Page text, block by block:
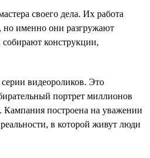
своего дела. Их работа
но именно они разгружают
конструкции,
видеороликов. Это
портрет миллионов
Кампания построена на уважении
в которой живут люди